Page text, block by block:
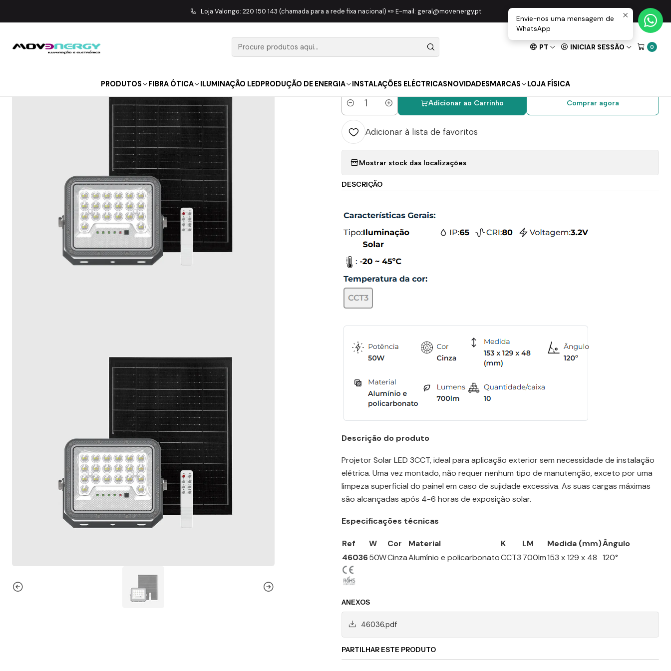
PT INICIAR SESSÃO 0
PRODUTOS FIBRA ÓTICA ILUMINAÇÃO LEDPRODUÇÃO DE ENERGIA INSTALAÇÕES ELÉCTRICASNOVIDADESMARCAS LOJA FÍSICA
Loja Valongo: 220 150 143 (chamada para a rede fixa nacional) «» E-mail: geral@movenergy.pt
ILUMINAÇÃO APLIQUES PAREDE Projetor Solar Com Comando 50W 3CCT 700Lm IP65 Maxled
Projetor Solar Com Comando
50W 3CCT 700Lm IP65 Maxled
Quantidade
Adicionar ao Carrinho Comprar agora
Adicionar à lista de favoritos
Mostrar stock das localizações
DESCRIÇÃO
Descrição do produto
Projetor Solar LED 3CCT, ideal para aplicação exterior sem necessidade de instalação
elétrica. Uma vez montado, não requer nenhum tipo de manutenção, exceto por uma
limpeza superficial do painel em caso de sujidade excessiva. As suas cargas máximas
são alcançadas após 4-6 horas de exposição solar.
Especificações técnicas
Ref W Cor Material K LM Medida (mm)Ângulo
4603650WCinzaAlumínio e policarbonatoCCT3700lm153 x 129 x 48 120°
ANEXOS
46036.pdf
PARTILHAR ESTE PRODUTO
Envie-nos uma mensagem de
WhatsApp